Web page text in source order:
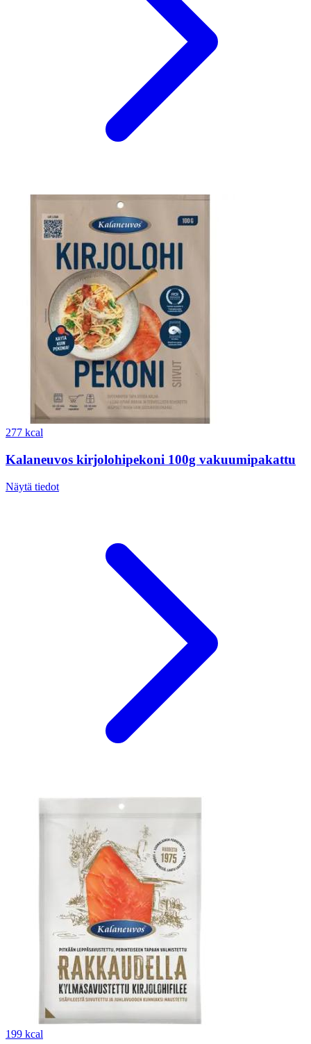
277 kcal
Kalaneuvos kirjolohipekoni 100g vakuumipakattu
Näytä tiedot
199 kcal